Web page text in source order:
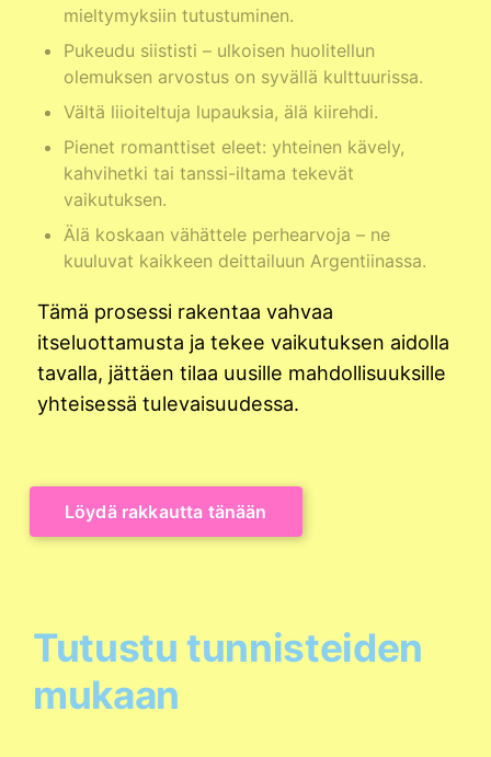
mieltymyksiin tutustuminen.
Pukeudu siististi – ulkoisen huolitellun
olemuksen arvostus on syvällä kulttuurissa.
Vältä liioiteltuja lupauksia, älä kiirehdi.
Pienet romanttiset eleet: yhteinen kävely,
kahvihetki tai tanssi-iltama tekevät
vaikutuksen.
Älä koskaan vähättele perhearvoja – ne
kuuluvat kaikkeen deittailuun Argentiinassa.
Tämä prosessi rakentaa vahvaa
itseluottamusta ja tekee vaikutuksen aidolla
tavalla, jättäen tilaa uusille mahdollisuuksille
yhteisessä tulevaisuudessa.
Löydä rakkautta tänään
Tutustu tunnisteiden
mukaan